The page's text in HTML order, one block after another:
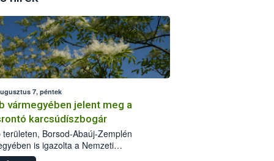
7, péntek
vármegyében jelent meg a
karcsúdíszbogár
területen, Borsod-Abaúj-Zemplén
is igazolta a Nemzeti
biztonsági Hivatal (Nébih) a